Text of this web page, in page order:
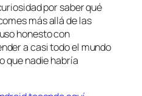
por saber qué
más allá de las
honesto con
a casi todo el mundo
que nadie habría